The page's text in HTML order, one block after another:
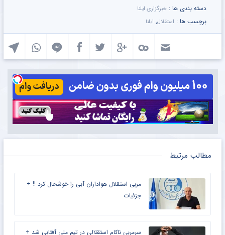
دسته بندی ها : خبرگزاری ایلنا
برچسب ها : استقلال, ایلنا
مطالب مرتبط
مربی استقلال هواداران آبی را خوشحال کرد !! +
جزئیات
سرمربی ناکام استقلالی در تیم ملی آفتابی شد +